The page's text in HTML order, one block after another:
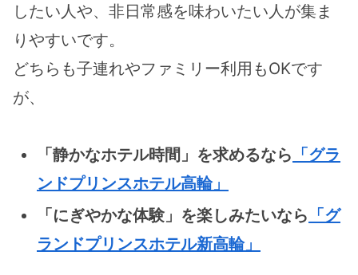
したい人や、非日常感を味わいたい人が集ま
りやすいです。
どちらも子連れやファミリー利用もOKです
が、
「静かなホテル時間」を求めるなら 「グラ
ンドプリンスホテル高輪」
「にぎやかな体験」を楽しみたいなら 「グ
ランドプリンスホテル新高輪」